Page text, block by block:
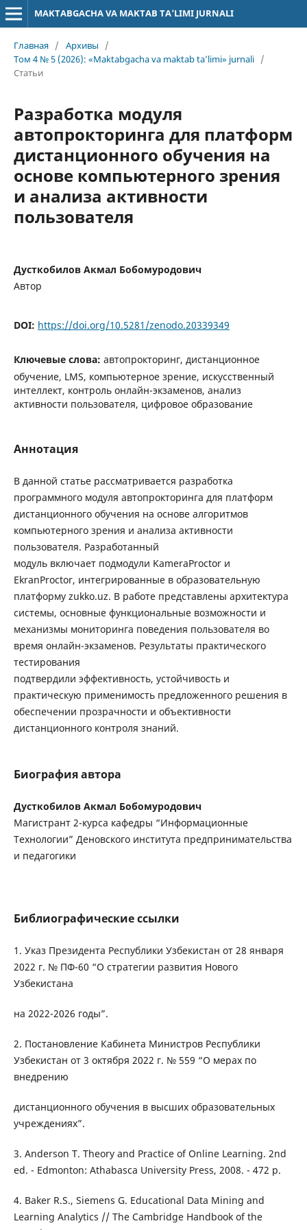
MAKTABGACHA VA MAKTAB TA’LIMI JURNALI
Главная / Архивы
/
Том 4 № 5 (2026): «Maktabgacha va maktab ta’limi» jurnali /
Статьи
Разработка модуля
автопрокторинга для платформ
дистанционного обучения на
основе компьютерного зрения
и анализа активности
пользователя
Дусткобилов Акмал Бобомуродович
Автор
DOI: https://doi.org/10.5281/zenodo.20339349
Ключевые слова: автопрокторинг, дистанционное
обучение, LMS, компьютерное зрение, искусственный
интеллект, контроль онлайн-экзаменов, анализ
активности пользователя, цифровое образование
Аннотация
В данной статье рассматривается разработка
программного модуля автопрокторинга для платформ
дистанционного обучения на основе алгоритмов
компьютерного зрения и анализа активности
пользователя. Разработанный
модуль включает подмодули KameraProctor и
EkranProctor, интегрированные в образовательную
платформу zukko.uz. В работе представлены архитектура
системы, основные функциональные возможности и
механизмы мониторинга поведения пользователя во
время онлайн-экзаменов. Результаты практического
тестирования
подтвердили эффективность, устойчивость и
практическую применимость предложенного решения в
обеспечении прозрачности и объективности
дистанционного контроля знаний.
Биография автора
Дусткобилов Акмал Бобомуродович
Магистрант 2-курса кафедры “Информационные
Технологии” Деновского института предпринимательства
и педагогики
Библиографические ссылки
1. Указ Президента Республики Узбекистан от 28 января
2022 г. № ПФ-60 “О стратегии развития Нового
Узбекистана
на 2022-2026 годы”.
2. Постановление Кабинета Министров Республики
Узбекистан от 3 октября 2022 г. № 559 “О мерах по
внедрению
дистанционного обучения в высших образовательных
учреждениях”.
3. Anderson T. Theory and Practice of Online Learning. 2nd
ed. - Edmonton: Athabasca University Press, 2008. - 472 p.
4. Baker R.S., Siemens G. Educational Data Mining and
Learning Analytics // The Cambridge Handbook of the